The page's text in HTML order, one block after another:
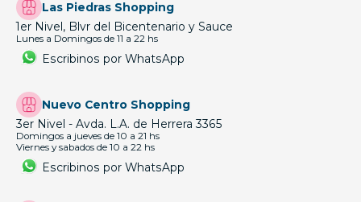
Las Piedras Shopping
1er Nivel, Blvr del Bicentenario y Sauce
Lunes a Domingos de 11 a 22 hs
Escribinos por WhatsApp
Nuevo Centro Shopping
3er Nivel - Avda. L.A. de Herrera 3365
Domingos a jueves de 10 a 21 hs
Viernes y sabados de 10 a 22 hs
Escribinos por WhatsApp